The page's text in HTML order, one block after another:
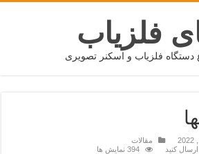
فلزیاب
دستگاه فلزیاب و اسکنر تصویری
مقالات
کنید
394 نمایش ها